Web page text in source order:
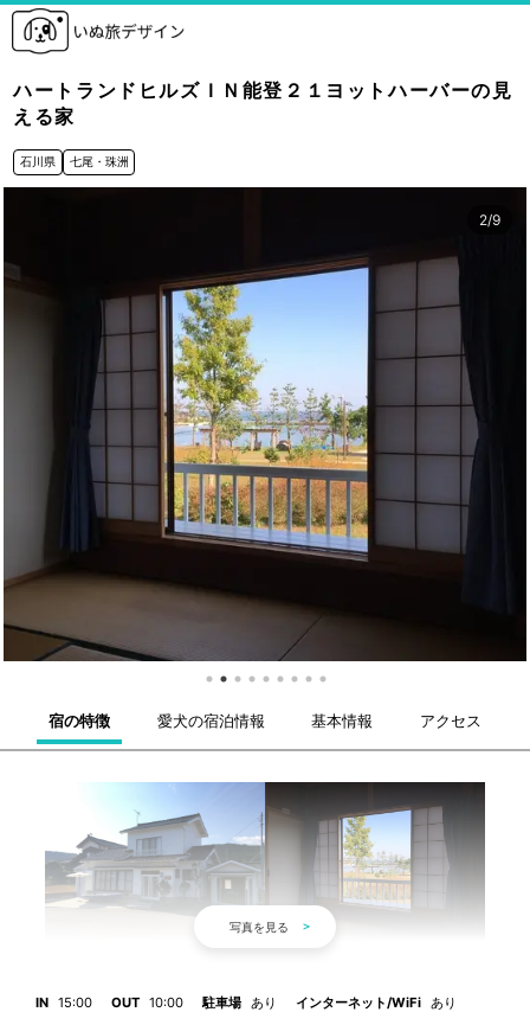
ハートランドヒルズＩＮ能登２１ヨットハーバーの見
える家
石川県 七尾・珠洲
3/9
宿の特徴 愛犬の宿泊情報 基本情報 アクセス
IN 15:00 OUT 10:00 駐車場 あり インターネット/WiFi あり